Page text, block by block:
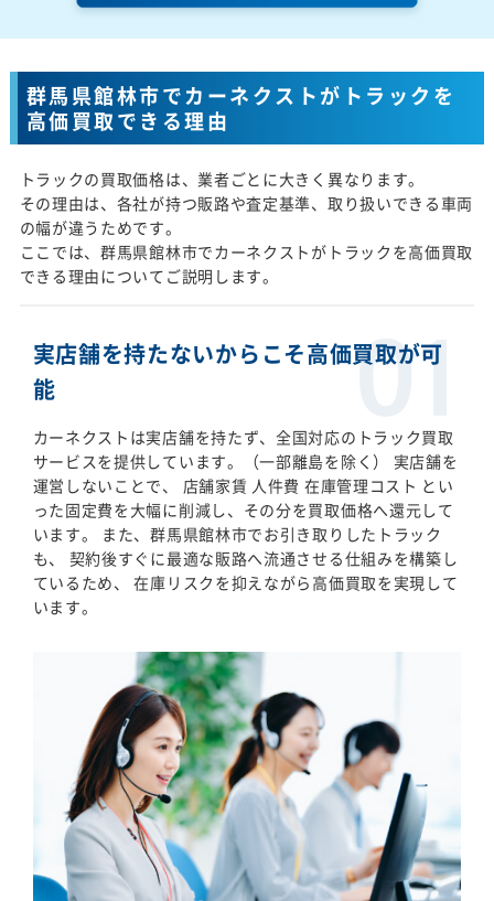
群馬県館林市でカーネクストがトラックを
高価買取できる理由
トラックの買取価格は、業者ごとに大きく異なります。
その理由は、各社が持つ販路や査定基準、取り扱いできる車両
の幅が違うためです。
ここでは、群馬県館林市でカーネクストがトラックを高価買取
できる理由についてご説明します。
実店舗を持たないからこそ高価買取が可
能
カーネクストは実店舗を持たず、全国対応のトラック買取
サービスを提供しています。（一部離島を除く） 実店舗を
運営しないことで、 店舗家賃 人件費 在庫管理コスト とい
った固定費を大幅に削減し、その分を買取価格へ還元して
います。 また、群馬県館林市でお引き取りしたトラック
も、 契約後すぐに最適な販路へ流通させる仕組みを構築し
ているため、 在庫リスクを抑えながら高価買取を実現して
います。